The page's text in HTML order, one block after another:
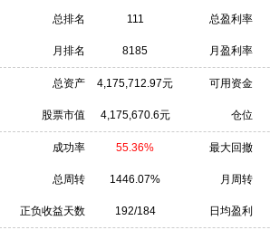
总排名 111 总盈利率
月排名 8185 月盈利率
总资产 4,175,712.97元 可用资金
股票市值 4,175,670.6元 仓位
成功率 55.36% 最大回撤
总周转 1446.07% 月周转
正负收益天数 192/184 日均盈利